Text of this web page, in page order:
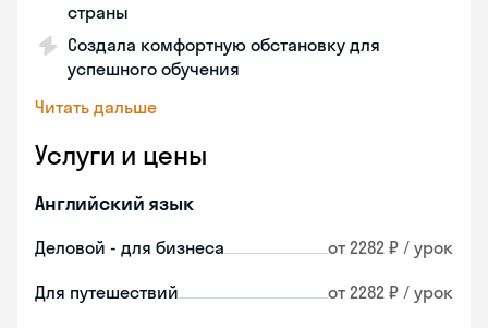
страны
Создала комфортную обстановку для
успешного обучения
Читать дальше
Услуги и цены
Английский язык
Деловой - для бизнеса от 2282 ₽ / урок
Для путешествий от 2282 ₽ / урок